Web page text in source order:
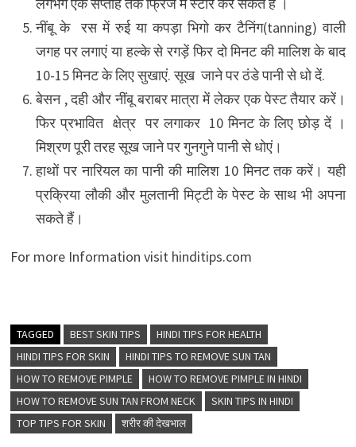
नींबू के रस में रुई या कपड़ा भिगो कर टैनिंग(tanning) वाली
जगह पर लगाएं या हल्के से रगड़ें फिर दो मिनट की मालिश के बाद
10-15 मिनट के लिए सुखाएं. सूख जाने पर ठंडे पानी से धो दें.
बेसन , दही और नींबू बराबर मात्रा में लेकर एक पेस्ट तैयार करें।
फिर प्रभावित क्षेत्र पर लगाकर 10 मिनट के लिए छोड़ दें ।
मिश्रण पूरी तरह सूख जाने पर गुनगुने पानी से धोएं।
हाथों पर नारियल का पानी की मालिश 10 मिनट तक करें। यही
प्रक्रिया लौकी और मुलतानी मिट्टी के पेस्ट के साथ भी अपना
सकते हैं।
For more Information visit hinditips.com
TAGGED BEST SKIN TIPS
HINDI TIPS FOR HEALTH
HINDI TIPS FOR SKIN
HINDI TIPS TO REMOVE SUN TAN
HOW TO REMOVE PIMPLE
HOW TO REMOVE PIMPLE IN HINDI
HOW TO REMOVE SUN TAN FROM NECK
SKIN TIPS IN HINDI
TOP TIPS FOR SKIN
शरीर की देखभाल